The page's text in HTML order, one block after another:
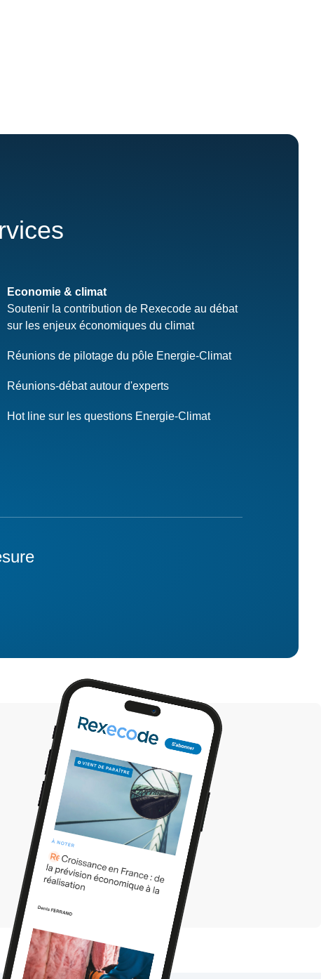
Economie & climat
Soutenir la contribution de Rexecode au débat
sur les enjeux économiques du climat
Réunions de pilotage du pôle Energie-Climat
Réunions-débat autour d'experts
Hot line sur les questions Energie-Climat